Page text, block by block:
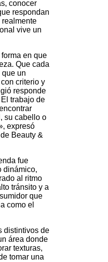
conocer
respondan
vive un
en que
Que cada
un
criterio y
responde
trabajo de
su cabello o
expresó
Beauty &
fue
dinámico,
al ritmo
tránsito y a
que
como el
distintivos de
área donde
texturas,
tomar una